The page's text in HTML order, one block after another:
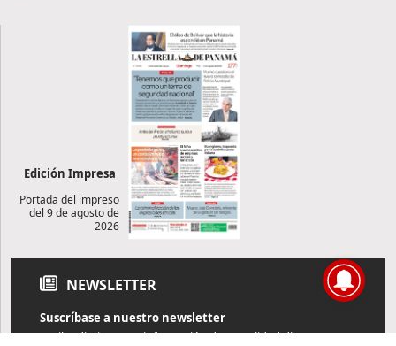
Edición Impresa
Portada del impreso
del 9 de agosto de
2026
NEWSLETTER
Suscríbase a nuestro newsletter
Reciba diariamente información de actualidad directamente en